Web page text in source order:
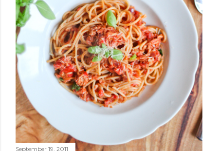
September 19, 2011